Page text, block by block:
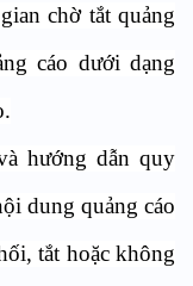
chờ tắt quảng
cáo dưới dạng
hướng dẫn quy
dung quảng cáo
tắt hoặc không